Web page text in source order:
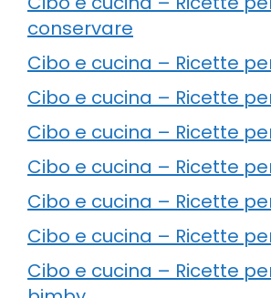
conservare
Cibo e cucina – Ricette
Cibo e cucina – Ricette
Cibo e cucina – Ricette
Cibo e cucina – Ricette
Cibo e cucina – Ricette
Cibo e cucina – Ricette
Cibo e cucina – Ricette